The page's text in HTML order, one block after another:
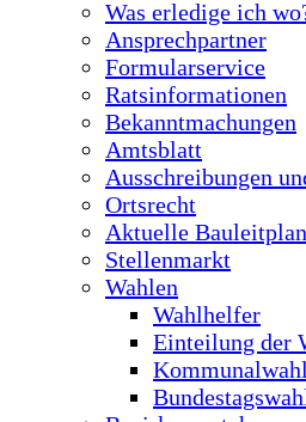
Was erledige ich
Ansprechpartner
Formularservice
Ratsinformationen
Bekanntmachungen
Amtsblatt
Ausschreibungen
Ortsrecht
Aktuelle
Stellenmarkt
Wahlen
Wahlhelfer
Einteilung der